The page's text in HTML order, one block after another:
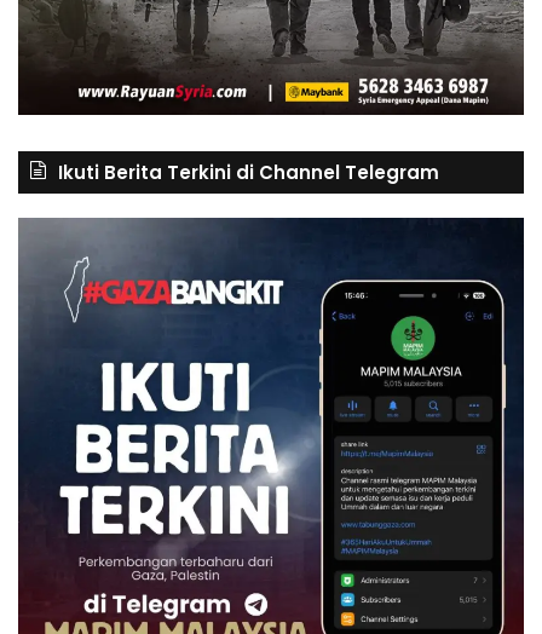
Ikuti Berita Terkini di Channel Telegram